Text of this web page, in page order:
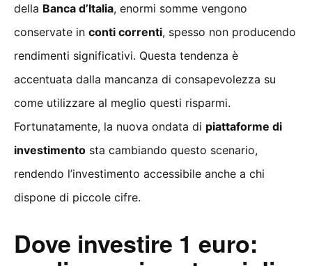
della Banca d’Italia, enormi somme vengono
conservate in conti correnti, spesso non producendo
rendimenti significativi. Questa tendenza è
accentuata dalla mancanza di consapevolezza su
come utilizzare al meglio questi risparmi.
Fortunatamente, la nuova ondata di piattaforme di
investimento sta cambiando questo scenario,
rendendo l’investimento accessibile anche a chi
dispone di piccole cifre.
Dove investire 1 euro: